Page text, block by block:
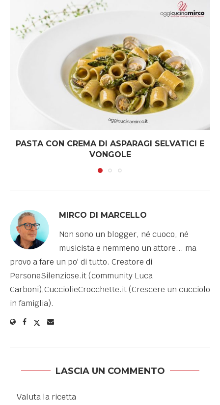
PASTA CON CREMA DI ASPARAGI SELVATICI E
VONGOLE
MIRCO DI MARCELLO
Non sono un blogger, né cuoco, né
musicista e nemmeno un attore... ma
provo a fare un po' di tutto. Creatore di
PersoneSilenziose.it (community Luca
Carboni),CucciolieCrocchette.it (Crescere un cucciolo
in famiglia).
LASCIA UN COMMENTO
Valuta la ricetta